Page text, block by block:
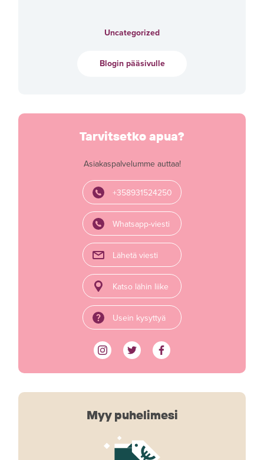
Uncategorized
Blogin pääsivulle
Tarvitsetko apua?
Asiakaspalvelumme auttaa!
+358931524250
Whatsapp-viesti
Lähetä viesti
Katso lähin liike
Usein kysyttyä
Myy puhelimesi